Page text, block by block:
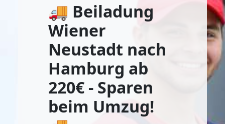
🚚 Beiladung
Wiener
Neustadt nach
Hamburg ab
220€ - Sparen
beim Umzug!